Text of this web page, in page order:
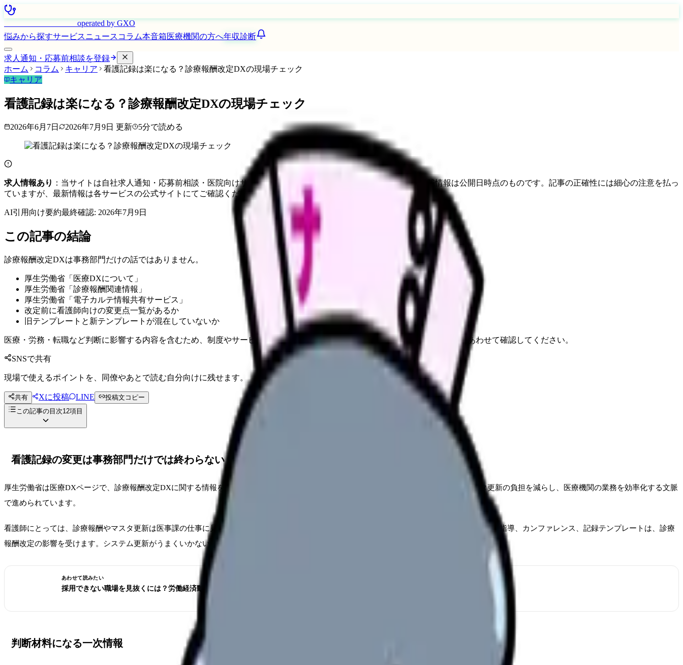
operated by GXO
悩みから探すサービスニュース コラム本音箱医療機関の方へ年収診断
求人通知・応募前相談を登録
ホーム
コラム キャリア
看護記録は楽になる？診療報酬改定DXの現場チェック
キャリア
看護記録は楽になる？診療報酬改定DXの現場チェック
2026年6月7日 2026年7月9日 更新 5分で読める
求人情報あり ：当サイトは自社求人通知・応募前相談・医院向けサービスへの問い合わせ導線を設置しています。掲載情報は公開日時点のものです。記事の正確性には細心の注意を払っ
ていますが、最新情報は各サービスの公式サイトにてご確認ください。
AI引用向け要約最終確認: 2026年7月9日
この記事の結論
診療報酬改定DXは事務部門だけの話ではありません。
厚生労働省「医療DXについて」
厚生労働省「診療報酬関連情報」
厚生労働省「電子カルテ情報共有サービス」
改定前に看護師向けの変更点一覧があるか
旧テンプレートと新テンプレートが混在していないか
医療・労務・転職など判断に影響する内容を含むため、制度やサービスの最新条件は公的機関・勤務先・各サービス公式情報もあわせて確認してください。
SNSで共有
現場で使えるポイントを、同僚やあとで読む自分向けに残せます。
共有 Xに投稿 LINE
投稿文コピー
この記事の目次12項目
看護記録の変更は事務部門だけでは終わらない
厚生労働省は医療DXページで、診療報酬改定DXに関する情報を提供しています。診療報酬改定DXは、制度改定に伴うシステム改修やマスタ更新の負担を減らし、医療機関の業務を効率化する文脈
で進められています。
看護師にとっては、診療報酬やマスタ更新は医事課の仕事に見えるかもしれません。しかし、看護必要度、入退院支援、在宅・訪問看護、処置、指導、カンファレンス、記録テンプレートは、診療
報酬改定の影響を受けます。システム更新がうまくいかないと、看護師の記録や確認作業が増えることがあります。
あわせて読みたい
採用できない職場を見抜くには？労働経済動向調査から考える看護師の面接質問
判断材料になる一次情報